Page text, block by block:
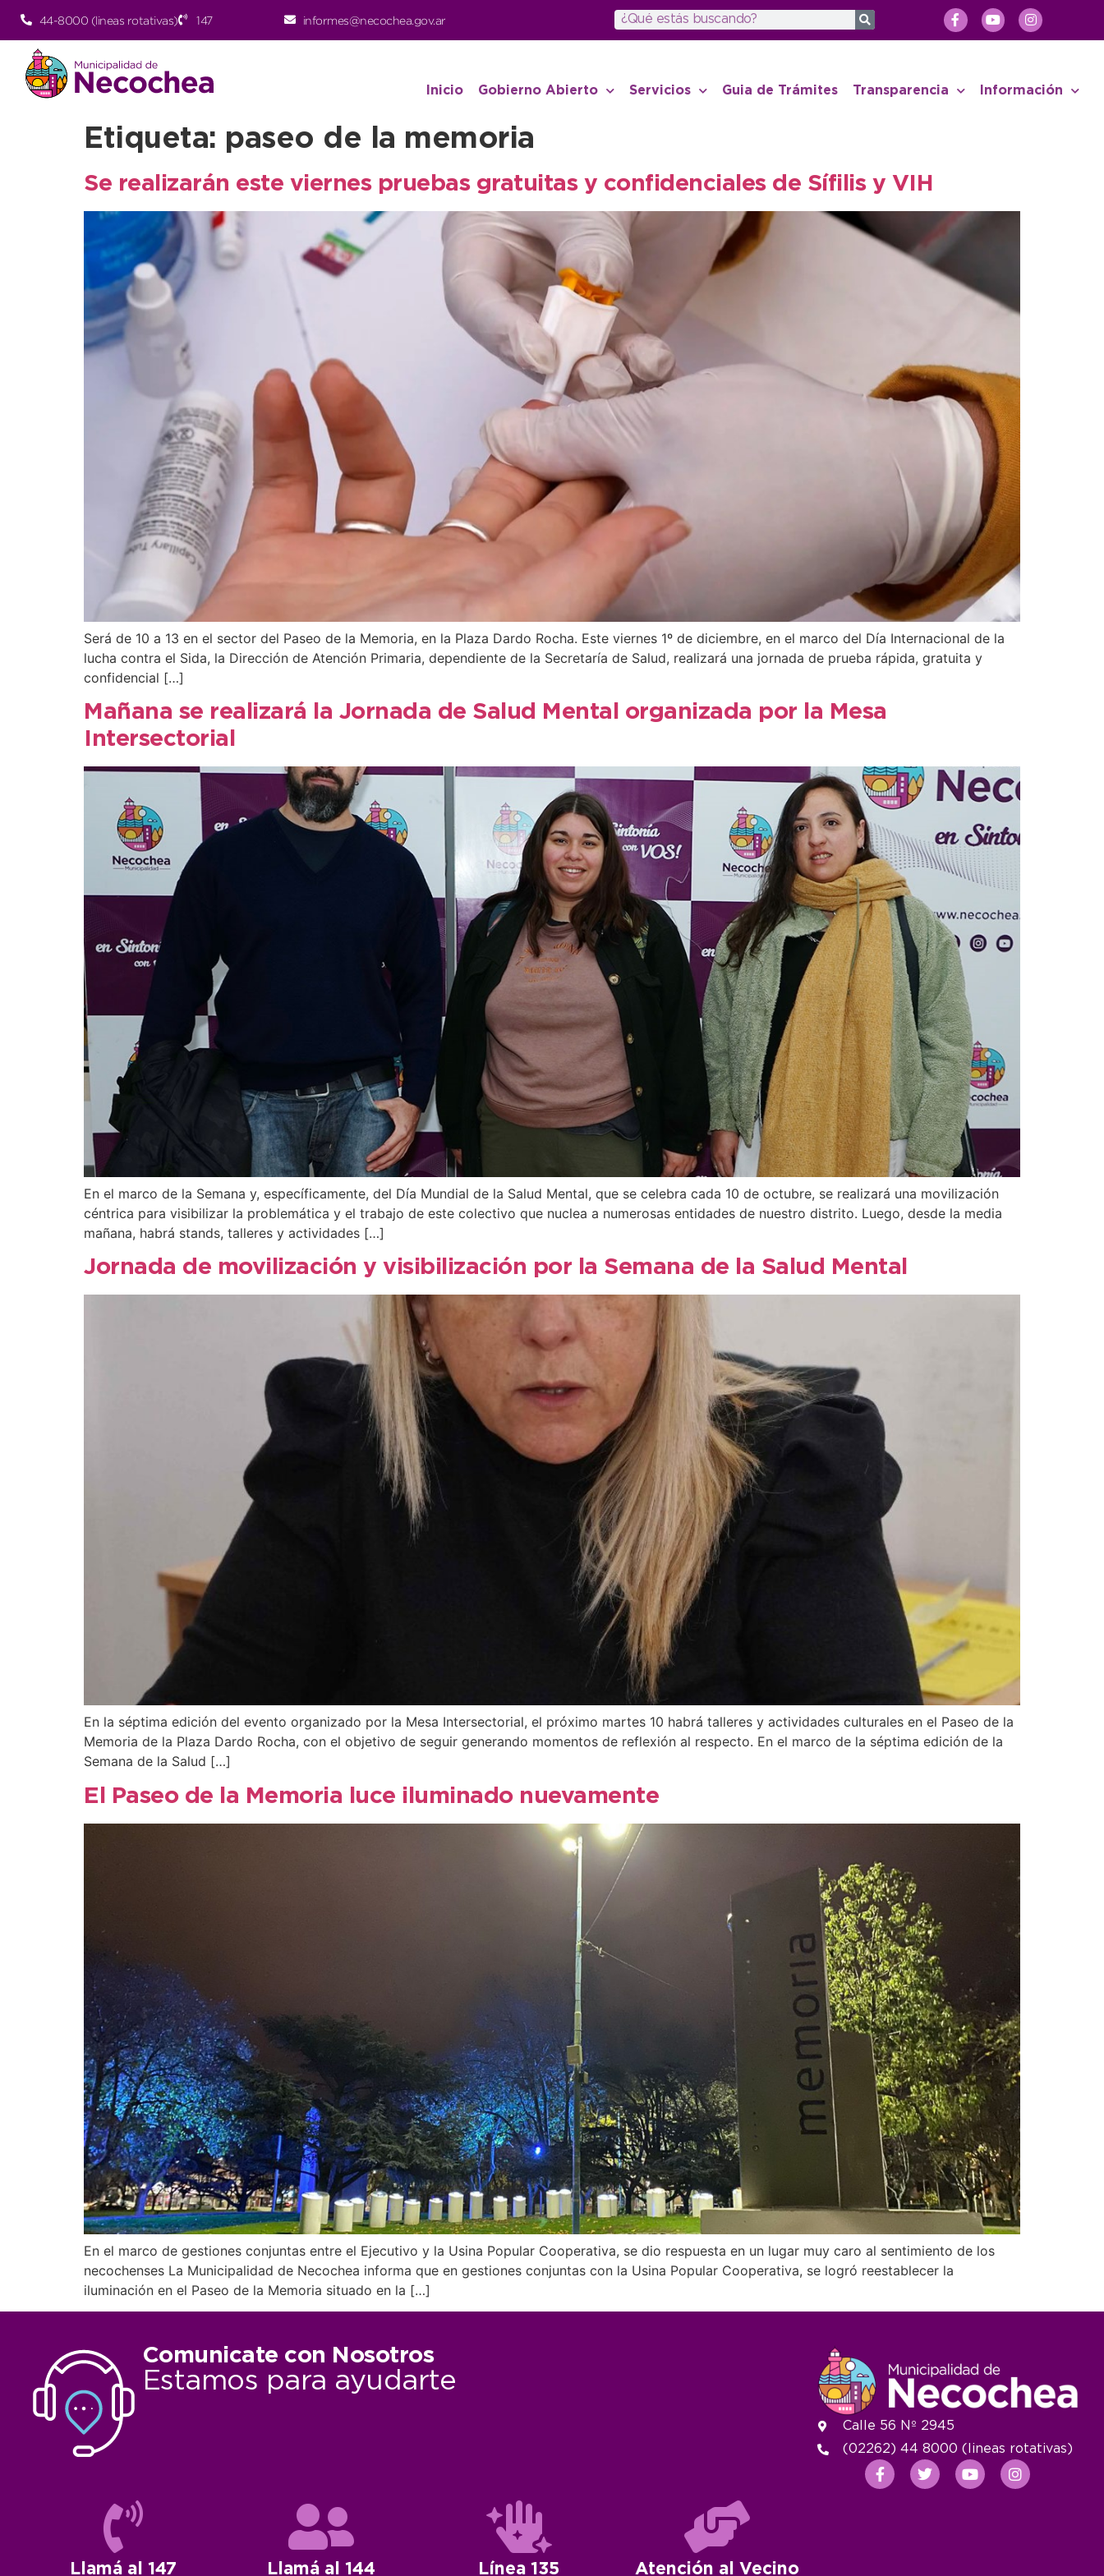
44-8000 (lineas rotativas) 147 informes@necochea.gov.ar
Inicio Gobierno Abierto Servicios Guia de Trámites Transparencia Información
Etiqueta: paseo de la memoria
Se realizarán este viernes pruebas gratuitas y confidenciales de Sífilis y VIH
Será de 10 a 13 en el sector del Paseo de la Memoria, en la Plaza Dardo Rocha. Este viernes 1º de diciembre, en el marco del Día Internacional de la
lucha contra el Sida, la Dirección de Atención Primaria, dependiente de la Secretaría de Salud, realizará una jornada de prueba rápida, gratuita y
confidencial […]
Mañana se realizará la Jornada de Salud Mental organizada por la Mesa
Intersectorial
En el marco de la Semana y, específicamente, del Día Mundial de la Salud Mental, que se celebra cada 10 de octubre, se realizará una movilización
céntrica para visibilizar la problemática y el trabajo de este colectivo que nuclea a numerosas entidades de nuestro distrito. Luego, desde la media
mañana, habrá stands, talleres y actividades […]
Jornada de movilización y visibilización por la Semana de la Salud Mental
En la séptima edición del evento organizado por la Mesa Intersectorial, el próximo martes 10 habrá talleres y actividades culturales en el Paseo de la
Memoria de la Plaza Dardo Rocha, con el objetivo de seguir generando momentos de reflexión al respecto. En el marco de la séptima edición de la
Semana de la Salud […]
El Paseo de la Memoria luce iluminado nuevamente
En el marco de gestiones conjuntas entre el Ejecutivo y la Usina Popular Cooperativa, se dio respuesta en un lugar muy caro al sentimiento de los
necochenses La Municipalidad de Necochea informa que en gestiones conjuntas con la Usina Popular Cooperativa, se logró reestablecer la
iluminación en el Paseo de la Memoria situado en la […]
Comunicate con Nosotros
Estamos para ayudarte
Llamá al 147 Llamá al 144 Línea 135 Atención al Vecino
Calle 56 Nº 2945
(02262) 44 8000 (lineas rotativas)